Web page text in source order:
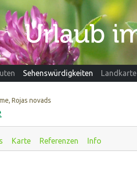
Sehenswürdigkeiten Landkarte
Rojas novads
Karte Referenzen Info